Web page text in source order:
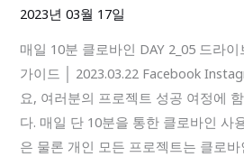
2023년 03월 17일
매일 10분 클로바인 DAY 2_05 드라
가이드 │ 2023.03.22 Facebook
요, 여러분의 프로젝트 성공 여정에
다. 매일 단 10분을 통한 클로바인 사
은 물론 개인 모든 프로젝트는 클로
클
로
바
인
DAY
2_05